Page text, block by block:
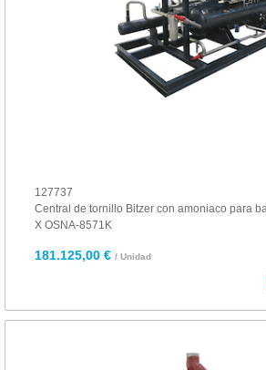
127737
Central de tornillo Bitzer con amoniaco para
X OSNA-8571K
181.125,00 € / Unidad